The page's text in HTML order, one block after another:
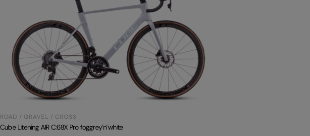
ROAD / GRAVEL / CROSS
Cube Litening AIR C:68X Pro foggrey´n´white